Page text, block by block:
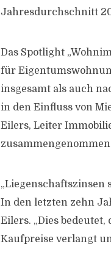
Jahresdurchschnitt
Das Spotlight
für
insgesamt als auch
in den Einfluss von
Eilers, Leiter
In den letzten zehn
Eilers. „Dies
Kaufpreise verlangt